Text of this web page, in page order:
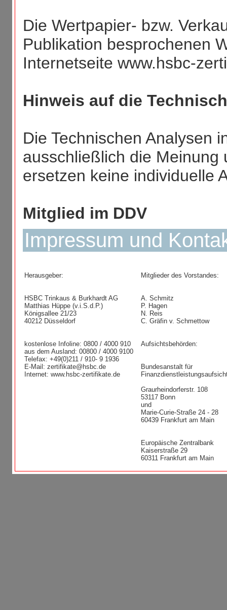
Die Wertpapier- bzw.
Publikation besprochenen
Internetseite www.hsbc-
Hinweis auf die
Die Technischen Analysen
ausschließlich die Meinung
ersetzen keine individuelle
Mitglied im DDV
Impressum und
Herausgeber:
HSBC Trinkaus & Burkhardt AG
Matthias Hüppe (v.i.S.d.P.)
Königsallee 21/23
40212 Düsseldorf
kostenlose Infoline: 0800 / 4000 910
aus dem Ausland: 00800 / 4000 9100
Telefax: +49(0)211 / 910- 9 1936
E-Mail: zertifikate@hsbc.de
Internet: www.hsbc-zertifikate.de
Mitglieder des Vorstandes:
A. Schmitz
P. Hagen
N. Reis
C. Gräfin v. Schmettow
Aufsichtsbehörden:
Bundesanstalt für
Graurheindorferstr. 108
53117 Bonn
und
Marie-Curie-Straße 24 - 28
60439 Frankfurt am Main
Europäische Zentralbank
Kaiserstraße 29
60311 Frankfurt am Main